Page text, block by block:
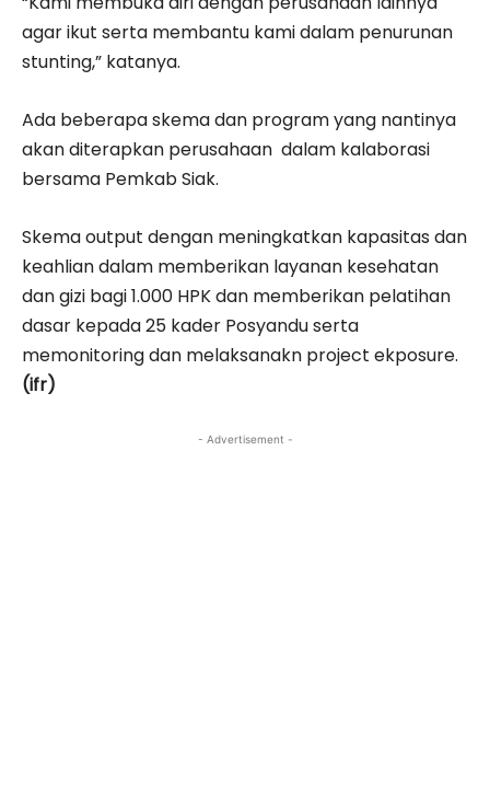
agar ikut serta membantu kami dalam penurunan
stunting,” katanya.
Ada beberapa skema dan program yang nantinya
akan diterapkan perusahaan dalam kalaborasi
bersama Pemkab Siak.
Skema output dengan meningkatkan kapasitas dan
keahlian dalam memberikan layanan kesehatan
dan gizi bagi 1.000 HPK dan memberikan pelatihan
dasar kepada 25 kader Posyandu serta
memonitoring dan melaksanakn project ekposure.
(ifr)
- Advertisement -